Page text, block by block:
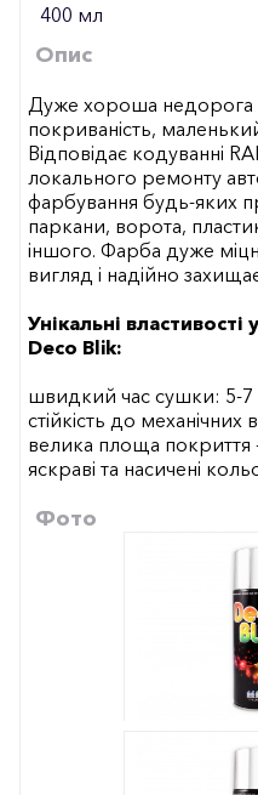
400 мл
Опис
Дуже хороша недорога
покриваність,
Відповідає кодуванні
локального ремонту
фарбування будь-яких
паркани, ворота,
іншого. Фарба дуже
вигляд і надійно
Унікальні властивості
Deco Blik:
швидкий час сушки: 5-7
стійкість до механічних
велика площа
яскраві та насичені
Фото